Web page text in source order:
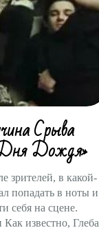
Срыва
Дня Дождя»
зрителей, в какой-
попадать в ноты и
себя на сцене.
известно, Глеба